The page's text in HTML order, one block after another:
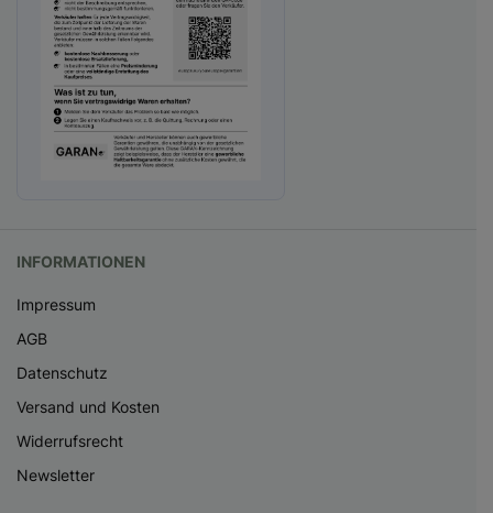
INFORMATIONEN
Impressum
AGB
Datenschutz
Versand und Kosten
Widerrufsrecht
Newsletter